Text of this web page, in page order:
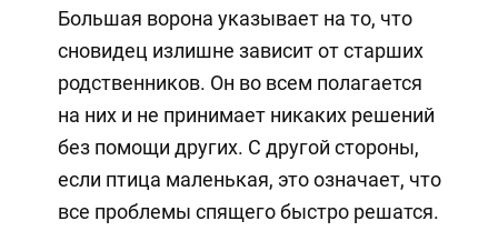
Большая ворона указывает на то, что
сновидец излишне зависит от старших
родственников. Он во всем полагается
на них и не принимает никаких решений
без помощи других. С другой стороны,
если птица маленькая, это означает, что
все проблемы спящего быстро решатся.